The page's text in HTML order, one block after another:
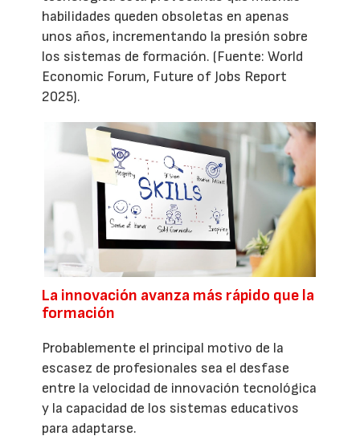
habilidades queden obsoletas en apenas
unos años, incrementando la presión sobre
los sistemas de formación. (Fuente: World
Economic Forum, Future of Jobs Report
2025).
La innovación avanza más rápido que la
formación
Probablemente el principal motivo de la
escasez de profesionales sea el desfase
entre la velocidad de innovación tecnológica
y la capacidad de los sistemas educativos
para adaptarse.